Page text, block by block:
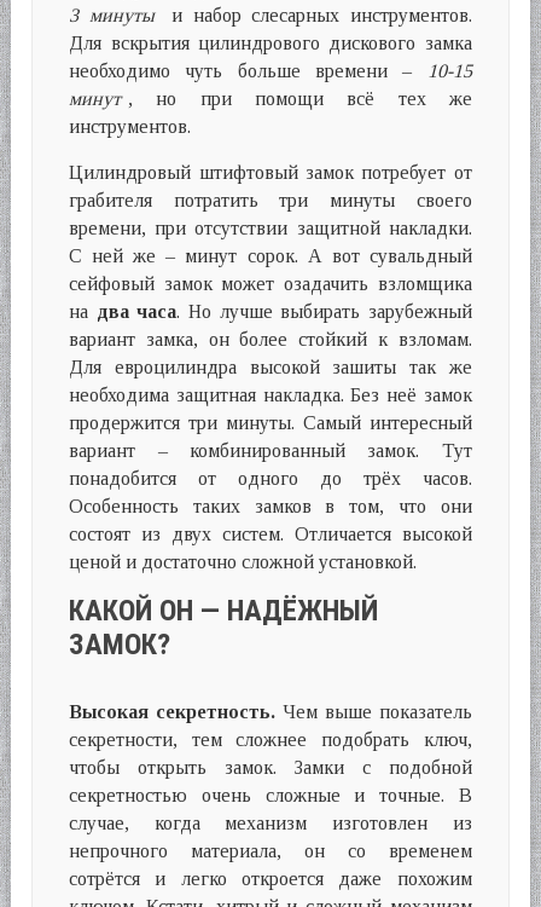
3 минуты
и набор слесарных инструментов.
Для вскрытия цилиндрового дискового замка
необходимо чуть больше времени – 10-15
минут , но при помощи всё тех же
инструментов.
Цилиндровый штифтовый замок потребует от
грабителя потратить три минуты своего
времени, при отсутствии защитной накладки.
С ней же – минут сорок. А вот сувальдный
сейфовый замок может озадачить взломщика
на два часа. Но лучше выбирать зарубежный
вариант замка, он более стойкий к взломам.
Для евроцилиндра высокой зашиты так же
необходима защитная накладка. Без неё замок
продержится три минуты. Самый интересный
вариант – комбинированный замок. Тут
понадобится от одного до трёх часов.
Особенность таких замков в том, что они
состоят из двух систем. Отличается высокой
ценой и достаточно сложной установкой.
КАКОЙ ОН — НАДЁЖНЫЙ
ЗАМОК?
Высокая секретность. Чем выше показатель
секретности, тем сложнее подобрать ключ,
чтобы открыть замок. Замки с подобной
секретностью очень сложные и точные. В
случае, когда механизм изготовлен из
непрочного материала, он со временем
сотрётся и легко откроется даже похожим